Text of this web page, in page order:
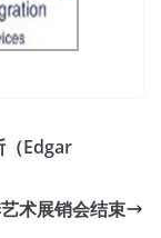
Edgar
术展销会结束